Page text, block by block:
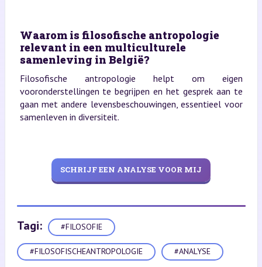
Waarom is filosofische antropologie
relevant in een multiculturele
samenleving in België?
Filosofische antropologie helpt om eigen
vooronderstellingen te begrijpen en het gesprek aan te
gaan met andere levensbeschouwingen, essentieel voor
samenleven in diversiteit.
SCHRIJF EEN ANALYSE VOOR MIJ
Tagi: #FILOSOFIE
#FILOSOFISCHEANTROPOLOGIE #ANALYSE